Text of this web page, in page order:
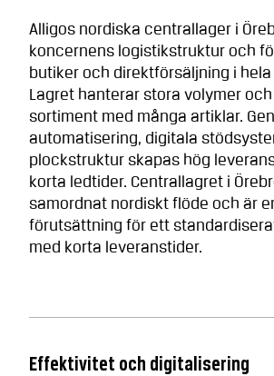
Alligos nordiska centrallager i
koncernens logistikstruktur och
butiker och direktförsäljning i hela
Lagret hanterar stora volymer
sortiment med många artiklar.
automatisering, digitala
plockstruktur skapas hög
korta ledtider. Centrallagret i
samordnat nordiskt flöde och är
förutsättning för ett
med korta leveranstider.
Effektivitet och digitalisering